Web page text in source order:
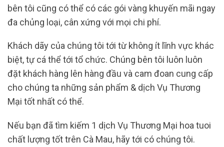
bên tôi cũng có thể có các gói vàng khuyến mãi ngay
đa chủng loại, cân xứng với mọi chi phí.
Khách dãy của chúng tôi tới từ không ít lĩnh vực khác
biệt, tự cá thể tới tổ chức. Chúng bên tôi luôn luôn
đặt khách hàng lên hàng đầu và cam đoan cung cấp
cho chúng ta những sản phẩm & dịch Vụ Thương
Mại tốt nhất có thể.
Nếu bạn đã tìm kiếm 1 dịch Vụ Thương Mại hoa tuoi
chất lượng tốt trên Cà Mau, hãy tới có chúng tôi.